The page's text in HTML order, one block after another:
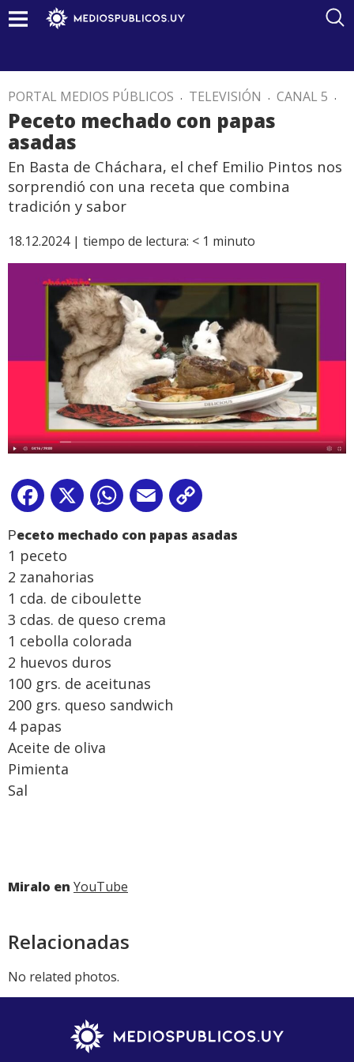
PORTAL MEDIOS PÚBLICOS . TELEVISIÓN . CANAL 5 .
Peceto mechado con papas
asadas
En Basta de Cháchara, el chef Emilio Pintos nos
sorprendió con una receta que combina
tradición y sabor
18.12.2024 | tiempo de lectura: < 1 minuto
Facebook
X WhatsApp
Email
Link
Peceto mechado con papas asadas
1 peceto
2 zanahorias
1 cda. de ciboulette
3 cdas. de queso crema
1 cebolla colorada
2 huevos duros
100 grs. de aceitunas
200 grs. queso sandwich
4 papas
Aceite de oliva
Pimienta
Sal
Miralo en YouTube
Relacionadas
No related photos.